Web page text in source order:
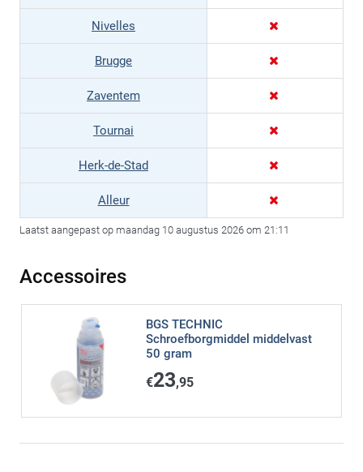
Nivelles
Brugge
Zaventem
Tournai
Herk-de-Stad
Alleur
Laatst aangepast op maandag 10 augustus 2026 om 21:11
Accessoires
BGS TECHNIC
Schroefborgmiddel middelvast
50 gram
€23,95